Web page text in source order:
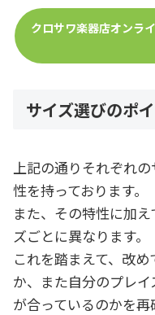
クロサワ楽器店オンラ
サイズ選びのポ
上記の通りそれぞれ
性を持っております。
また、その特性に加
ズごとに異なります。
これを踏まえて、改
か、また自分のプレ
が合っているのかを